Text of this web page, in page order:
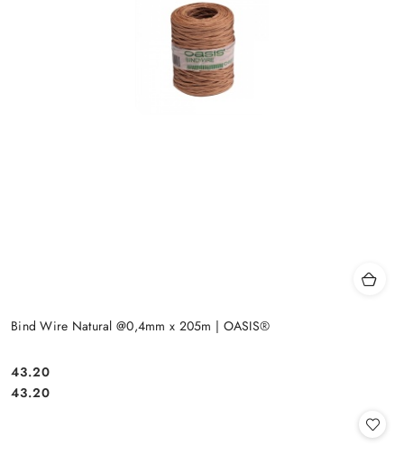
Bind Wire Natural @0,4mm x 205m | OASIS®
Cena:
43.20
Cena:
43.20